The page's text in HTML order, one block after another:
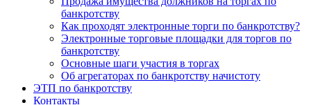
банкротству
Как проходят электронные торги по банкротству?
Электронные торговые площадки для торгов по
банкротству
Основные шаги участия в торгах
Об агрегаторах по банкротству начистоту
ЭТП по банкротству
Контакты